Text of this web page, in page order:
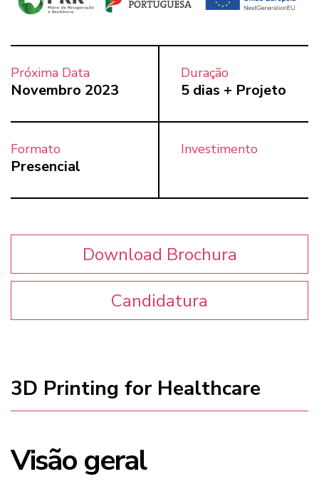
Próxima Data
Novembro 2023
Duração
5 dias + Projeto
Formato
Presencial
Investimento
Download Brochura
Candidatura
3D Printing for Healthcare
Visão geral